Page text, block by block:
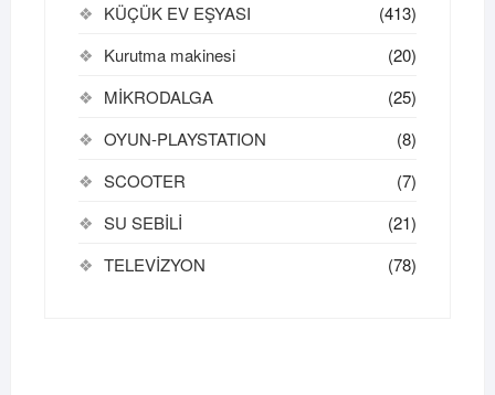
KÜÇÜK EV EŞYASI
(413)
Kurutma makinesi
(20)
MİKRODALGA
(25)
OYUN-PLAYSTATION
(8)
SCOOTER
(7)
SU SEBİLİ
(21)
TELEVİZYON
(78)